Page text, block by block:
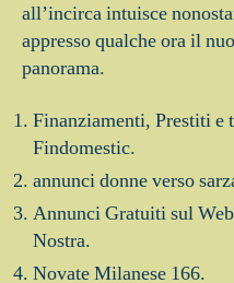
all’incirca intuisce
appresso qualche ora il
panorama.
Finanziamenti, Prestiti e
Findomestic.
annunci donne verso
Annunci Gratuiti sul
Nostra.
Novate Milanese 166.